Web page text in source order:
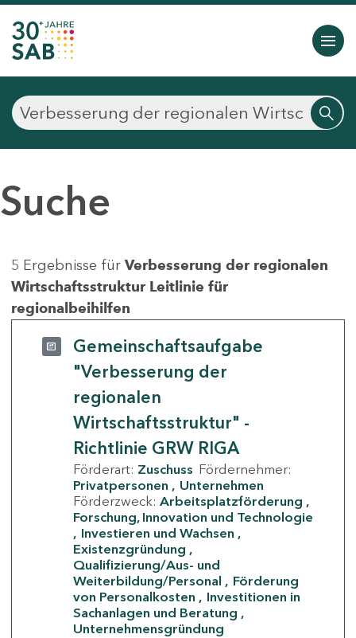
Suche
5 Ergebnisse für Verbesserung der regionalen
Wirtschaftsstruktur Leitlinie für
regionalbeihilfen
Gemeinschaftsaufgabe
"Verbesserung der
regionalen
Wirtschaftsstruktur" -
Richtlinie GRW RIGA
Förderart: Zuschuss Fördernehmer:
Privatpersonen
Unternehmen
Förderzweck: Arbeitsplatzförderung
Forschung, Innovation und Technologie
Investieren und Wachsen
Existenzgründung
Qualifizierung/Aus- und
Weiterbildung/Personal
Förderung
von Personalkosten
Investitionen in
Sachanlagen und Beratung
Unternehmensgründung